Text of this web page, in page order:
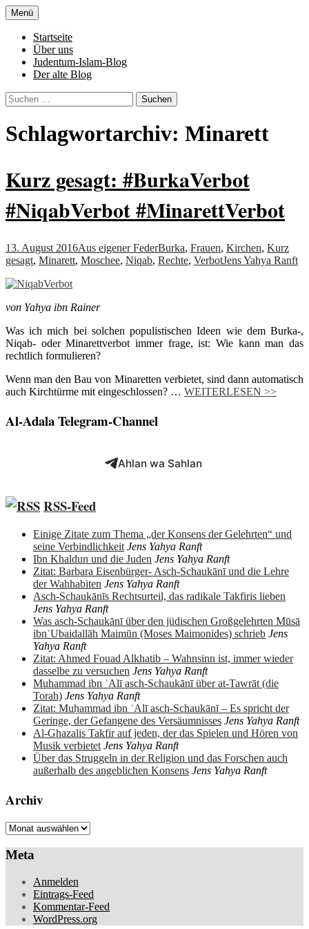
Zum
Inhalt
springen
Al-Adala.de
von allem
Menü
Startseite
Über uns
Judentum-Islam-Blog
Der alte Blog
Suchen
nach:
Schlagwortarchiv: Minarett
Kurz gesagt: #BurkaVerbot
#NiqabVerbot #MinarettVerbot
13. August 2016Aus eigener FederBurka, Frauen, Kirchen, Kurz
gesagt, Minarett, Moschee, Niqab, Rechte, VerbotJens Yahya Ranft
von Yahya ibn Rainer
Was ich mich bei solchen populistischen Ideen wie dem Burka-,
Niqab- oder Minarettverbot immer frage, ist: Wie kann man das
rechtlich formulieren?
Wenn man den Bau von Minaretten verbietet, sind dann automatisch
auch Kirchtürme mit eingeschlossen? … WEITERLESEN >>
Al-Adala Telegram-Channel
Ahlan wa Sahlan
RSS-Feed
Einige Zitate zum Thema „der Konsens der Gelehrten“ und
seine Verbindlichkeit Jens Yahya Ranft
Ibn Khaldun und die Juden Jens Yahya Ranft
Zitat: Barbara Eisenbürger- Asch-Schaukānī und die Lehre
der Wahhabiten Jens Yahya Ranft
Asch-Schaukānīs Rechtsurteil, das radikale Takfiris lieben
Jens Yahya Ranft
Was asch-Schaukānī über den jüdischen Großgelehrten Mūsā
ibnʿUbaidallāh Maimūn (Moses Maimonides) schrieb Jens
Yahya Ranft
Zitat: Ahmed Fouad Alkhatib – Wahnsinn ist, immer wieder
dasselbe zu versuchen Jens Yahya Ranft
Muhammad ibn ʿAlī asch-Schaukānī über at-Tawrāt (die
Torah) Jens Yahya Ranft
Zitat: Muḥammad ibn ʿAlī asch-Schaukānī – Es spricht der
Geringe, der Gefangene des Versäumnisses Jens Yahya Ranft
Al-Ghazalis Takfir auf jeden, der das Spielen und Hören von
Musik verbietet Jens Yahya Ranft
Über das Struggeln in der Religion und das Forschen auch
außerhalb des angeblichen Konsens Jens Yahya Ranft
Archiv
Archiv
Meta
Anmelden
Eintrags-Feed
Kommentar-Feed
WordPress.org